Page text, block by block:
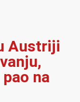
Austriji
na